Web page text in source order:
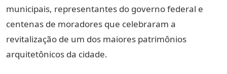
municipais, representantes do governo federal e
centenas de moradores que celebraram a
revitalização de um dos maiores patrimônios
arquitetônicos da cidade.